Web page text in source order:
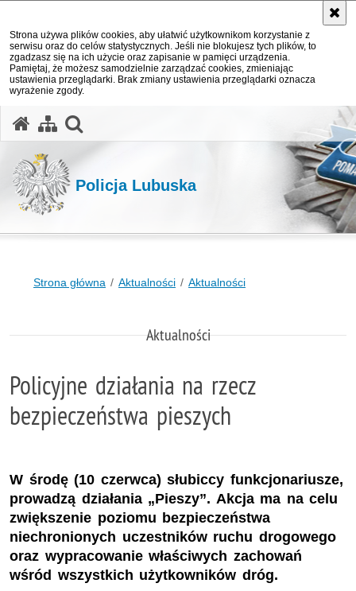
Strona używa plików cookies, aby ułatwić użytkownikom korzystanie z
serwisu oraz do celów statystycznych. Jeśli nie blokujesz tych plików, to
zgadzasz się na ich użycie oraz zapisanie w pamięci urządzenia.
Pamiętaj, że możesz samodzielnie zarządzać cookies, zmieniając
ustawienia przeglądarki. Brak zmiany ustawienia przeglądarki oznacza
wyrażenie zgody.
Policja Lubuska
Strona główna Aktualności Aktualności
Aktualności
Policyjne działania na rzecz
bezpieczeństwa pieszych
W środę (10 czerwca) słubiccy funkcjonariusze,
prowadzą działania „Pieszy”. Akcja ma na celu
zwiększenie poziomu bezpieczeństwa
niechronionych uczestników ruchu drogowego
oraz wypracowanie właściwych zachowań
wśród wszystkich użytkowników dróg.